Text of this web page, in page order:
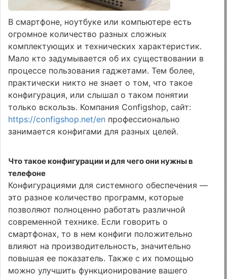
В смартфоне, ноутбуке или компьютере есть
огромное количество разных сложных
комплектующих и технических характеристик.
Мало кто задумывается об их существовании в
процессе пользования гаджетами. Тем более,
практически никто не знает о том, что такое
конфигурация, или слышал о таком понятии
только вскользь. Компания Configshop, сайт:
https://configshop.net/en профессионально
занимается конфигами для разных целей.
Что такое конфигурации и для чего они нужны в
телефоне
Конфигурациями для системного обеспечения —
это разное количество программ, которые
позволяют полноценно работать различной
современной технике. Если говорить о
смартфонах, то в нем конфиги положительно
влияют на производительность, значительно
повышая ее показатель. Также с их помощью
можно улучшить функционирование вашего